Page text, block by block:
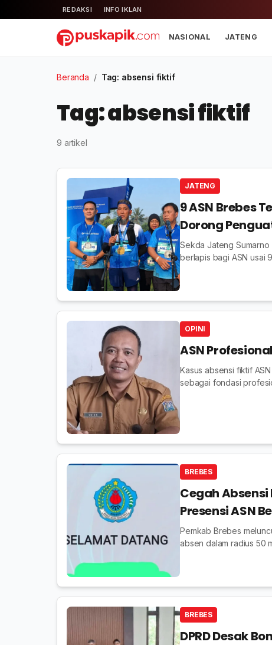
REDAKSI INFO IKLAN
NASIONAL JATENG
Beranda / Tag: absensi fiktif
Tag: absensi fiktif
9 artikel
JATENG
9 ASN Brebes
Dorong
Berlapis
Sekda Jateng
berlapis bagi ASN usai
OPINI
ASN
Kasus absensi fiktif
sebagai fondasi
BREBES
Cegah
Presensi ASN
Pemkab Brebes
absen dalam radius 50
BREBES
DPRD Desak